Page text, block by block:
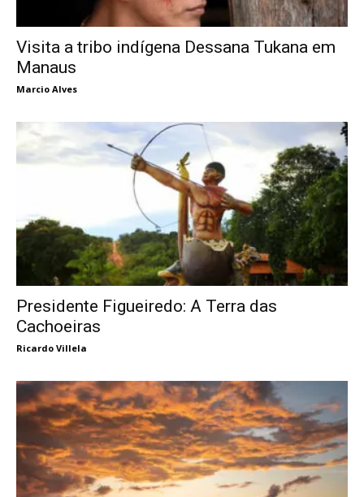
Visita a tribo indígena Dessana Tukana em
Manaus
Marcio Alves
Presidente Figueiredo: A Terra das
Cachoeiras
Ricardo Villela